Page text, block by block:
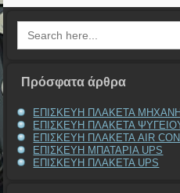
Search
for:
Πρόσφατα άρθρα
ΕΠΙΣΚΕΥΗ ΠΛΑΚΕΤΑ
ΕΠΙΣΚΕΥΗ ΠΛΑΚΕΤΑ
ΕΠΙΣΚΕΥΗ ΠΛΑΚΕΤΑ AIR
ΕΠΙΣΚΕΥΗ ΜΠΑΤΑΡΙΑ UPS
ΕΠΙΣΚΕΥΗ ΠΛΑΚΕΤΑ UPS